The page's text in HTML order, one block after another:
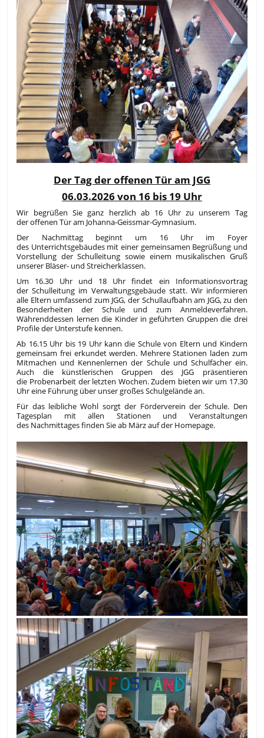
Der Tag der offenen Tür am JGG
06.03.2026 von 16 bis 19 Uhr
Wir begrüßen Sie ganz herzlich ab 16 Uhr zu unserem Tag
der offenen Tür am Johanna-Geissmar-Gymnasium.
Der Nachmittag beginnt um 16 Uhr im Foyer
des Unterrichtsgebäudes mit einer gemeinsamen Begrüßung und
Vorstellung der Schulleitung sowie einem musikalischen Gruß
unserer Bläser- und Streicherklassen.
Um 16.30 Uhr und 18 Uhr findet ein Informationsvortrag
der Schulleitung im Verwaltungsgebäude statt. Wir informieren
alle Eltern umfassend zum JGG, der Schullaufbahn am JGG, zu den
Besonderheiten der Schule und zum Anmeldeverfahren.
Währenddessen lernen die Kinder in geführten Gruppen die drei
Profile der Unterstufe kennen.
Ab 16.15 Uhr bis 19 Uhr kann die Schule von Eltern und Kindern
gemeinsam frei erkundet werden. Mehrere Stationen laden zum
Mitmachen und Kennenlernen der Schule und Schulfächer ein.
Auch die künstlerischen Gruppen des JGG präsentieren
die Probenarbeit der letzten Wochen. Zudem bieten wir um 17.30
Uhr eine Führung über unser großes Schulgelände an.
Für das leibliche Wohl sorgt der Förderverein der Schule. Den
Tagesplan mit allen Stationen und Veranstaltungen
des Nachmittages finden Sie ab März auf der Homepage.